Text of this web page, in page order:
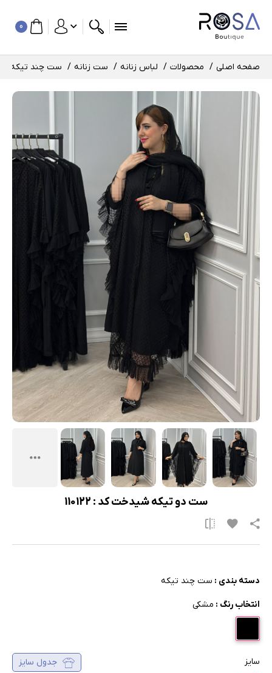
0
صفحه اصلی محصولات لباس زنانه ست زنانه ست چند تیکه
ست دو تیکه شیدخت کد : 110122
دسته بندی : ست چند تیکه
انتخاب رنگ : مشکی
سایز جدول سایز